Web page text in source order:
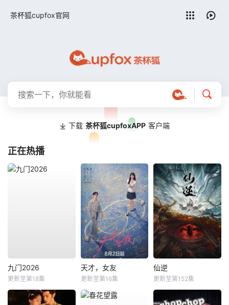
茶杯狐cupfox官网
下载 茶杯狐cupfoxAPP 客户端
正在热播
九门2026
更新至第18集
天才，女友
更新至第16集
仙逆
更新至第152集